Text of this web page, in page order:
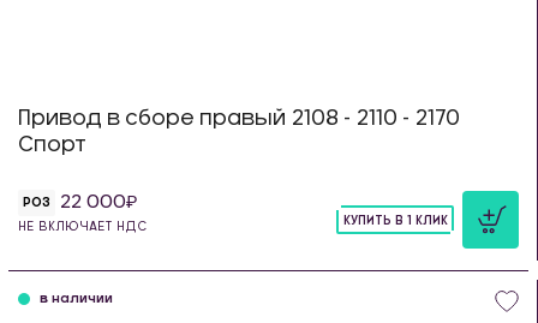
Привод в сборе правый 2108 - 2110 - 2170
Спорт
РОЗ 22 000
НЕ ВКЛЮЧАЕТ НДС
КУПИТЬ В 1 КЛИК
в наличии